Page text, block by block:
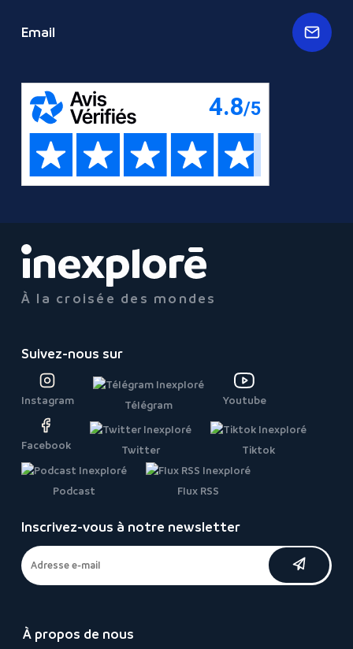
À la croisée des mondes
Suivez-nous sur
Instagram Télégram Youtube
Facebook Twitter Tiktok
Podcast Flux RSS
Inscrivez-vous à notre newsletter
À propos de nous
Email